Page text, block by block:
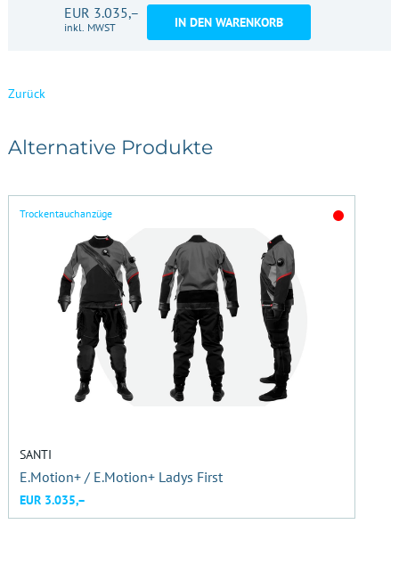
EUR 3.035,–
inkl. MWST IN DEN WARENKORB
Zurück
Alternative Produkte
Trockentauchanzüge
SANTI
E.Motion+ / E.Motion+ Ladys First
EUR 3.035,–